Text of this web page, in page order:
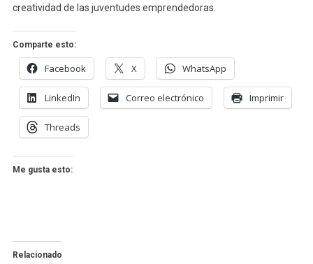
creatividad de las juventudes emprendedoras.
Comparte esto:
Facebook X WhatsApp
LinkedIn Correo electrónico Imprimir
Threads
Me gusta esto:
Relacionado